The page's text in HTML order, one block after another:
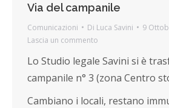
Via del campanile
Comunicazioni Di Luca Savini
9
Lascia un commento
Lo Studio legale Savini si è
campanile n° 3 (zona Centro
Cambiano i locali, restano